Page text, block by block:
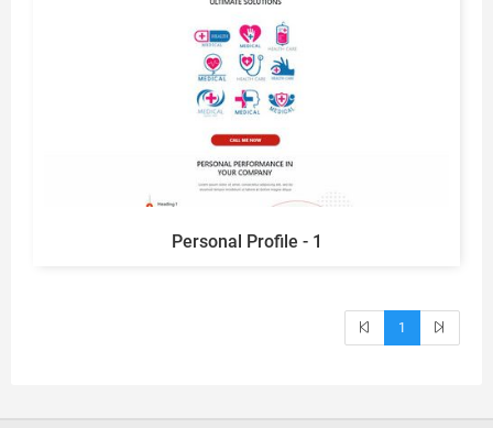
Personal Profile - 1
1